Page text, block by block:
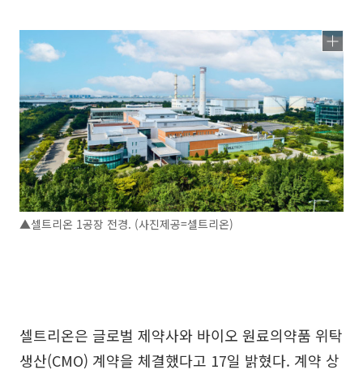
▲셀트리온 1공장 전경. (사진제공=셀트리온)
셀트리온은 글로벌 제약사와 바이오 원료의약품 위탁
생산(CMO) 계약을 체결했다고 17일 밝혔다. 계약 상